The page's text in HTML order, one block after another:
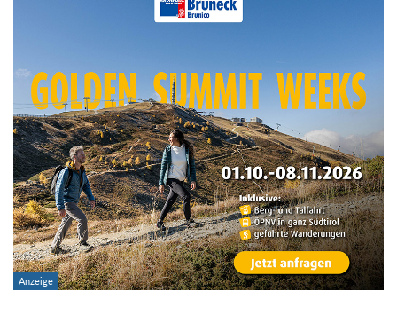
Im Tourenarchiv suchen
Region:
Gebirge:
Art der Tour: